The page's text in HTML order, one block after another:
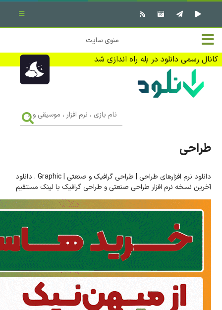
خانه
تماس با ما
تبلیغات
منوی سایت
کانال رسمی دانلود در بله راه اندازی شد
✖ بستن منو
نرم افزار کامپیوتر
بازی کامپیوتر
کتاب
وبلاگ
جهت دریافت آخرین اخبار و اطلاعات ما را در کانال رسمی دانلود در
بله دنبال کنید (ورود)
بازی
،
طراحی
دانلود نرم افزارهای طراحی | طراحی گرافیک و صنعتی | Graphic . دانلود
آخرین نسخه نرم افزار طراحی صنعتی و طراحی گرافیک با لینک مستقیم